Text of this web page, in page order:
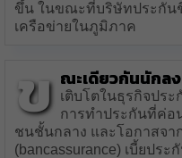
ขึ้น ในขณะที่บริษัทประกันชี
เครือข่ายในภูมิภาค
ข ณะเดียวกันนักลง
เติบโตในธุรกิจปร
การทำประกันที่ค่อ
ชนชั้นกลาง และโอกาสจา
(bancassurance) เบี้ยปร